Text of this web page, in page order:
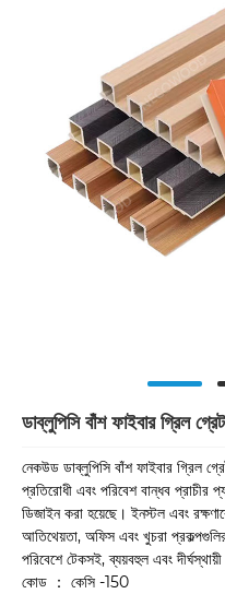
ডাব্লুপিসি বাঁশ ফাইবার গ্রিল
নেকউড ডাব্লুপিসি বাঁশ ফাইবার গ্রিল
প্রতিরোধী এবং পরিবেশ বান্ধব প্রাচীর
ডিজাইন করা হয়েছে। ইনস্টল এবং
আতিথেয়তা, অফিস এবং খুচরা
পরিবেশে টেকসই, ব্যয়বহুল এবং
কোড ： কেসি -150